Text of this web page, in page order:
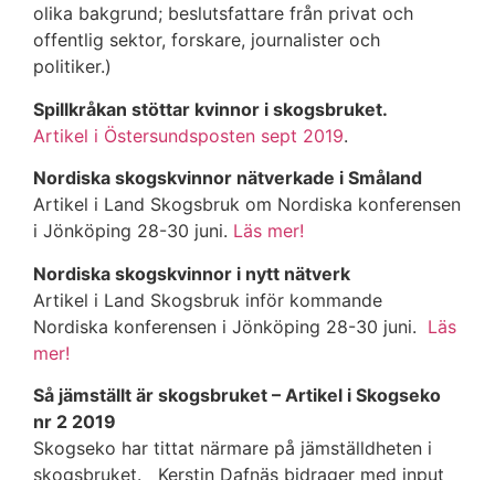
olika bakgrund; beslutsfattare från privat och
offentlig sektor, forskare, journalister och
politiker.)
Spillkråkan stöttar kvinnor i skogsbruket.
Artikel i Östersundsposten sept 2019.
Nordiska skogskvinnor nätverkade i Småland
Artikel i Land Skogsbruk om Nordiska konferensen
i Jönköping 28-30 juni. Läs mer!
Nordiska skogskvinnor i nytt nätverk
Artikel i Land Skogsbruk inför kommande
Nordiska konferensen i Jönköping 28-30 juni. Läs
mer!
Så jämställt är skogsbruket – Artikel i Skogseko
nr 2 2019
Skogseko har tittat närmare på jämställdheten i
skogsbruket. Kerstin Dafnäs bidrager med input